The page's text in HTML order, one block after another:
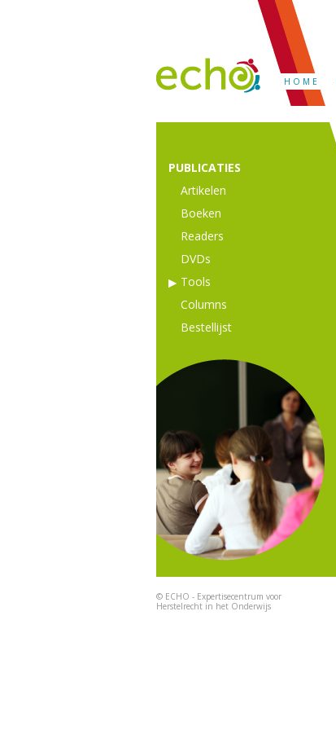
HOME
PUBLICATIES
Artikelen
Boeken
Readers
DVDs
Tools
Columns
Bestellijst
© ECHO - Expertisecentrum voor
Herstelrecht in het Onderwijs